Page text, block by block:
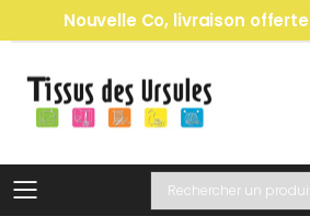
Nouvelle Co, livraison
Toggle mobile
Recherche